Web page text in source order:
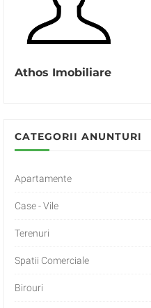
Athos Imobiliare
CATEGORII ANUNTURI
Apartamente
Case - Vile
Terenuri
Spatii Comerciale
Birouri